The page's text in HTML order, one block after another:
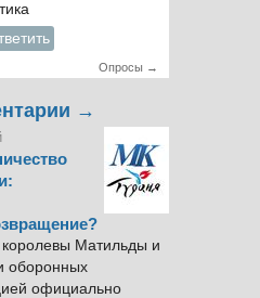
Опросы →
→
королевы Матильды и
оборонных
официально